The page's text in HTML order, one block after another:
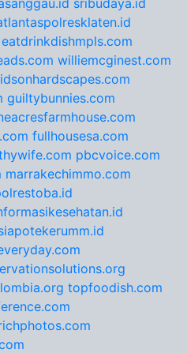
sribudaya.id
eatdrinkdishmpls.com
williemcginest.com
guiltybunnies.com
fullhousesa.com
pbcvoice.com
marrakechimmo.com
topfoodish.com